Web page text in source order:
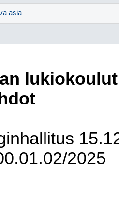
asia
2025